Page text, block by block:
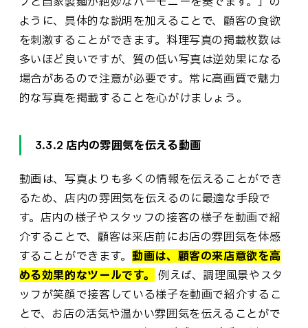
ように、具体的な説明を加えることで、顧客の食欲
を刺激することができます。料理写真の掲載枚数は
多いほど良いですが、質の低い写真は逆効果になる
場合があるので注意が必要です。常に高画質で魅力
的な写真を掲載することを心がけましょう。
3.3.2 店内の雰囲気を伝える動画
動画は、写真よりも多くの情報を伝えることができ
るため、店内の雰囲気を伝えるのに最適な手段で
す。店内の様子やスタッフの接客の様子を動画で紹
介することで、顧客は来店前にお店の雰囲気を体感
することができます。 動画は、顧客の来店意欲を高
める効果的なツールです。
例えば、調理風景やスタ
ッフが笑顔で接客している様子を動画で紹介するこ
とで、お店の活気や温かい雰囲気を伝えることがで